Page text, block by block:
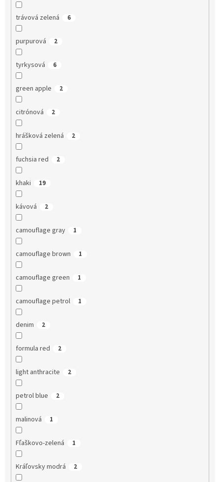
trávová zelená 6
purpurová 2
tyrkysová 6
green apple 2
citrónová 2
hrášková zelená 2
fuchsia red 2
khaki 19
kávová 2
camouflage gray 1
camouflage brown 1
camouflage green 1
camouflage petrol 1
denim 2
formula red 2
light anthracite 2
petrol blue 2
malinová 1
Fľaškovo-zelená 1
Kráľovsky modrá 2